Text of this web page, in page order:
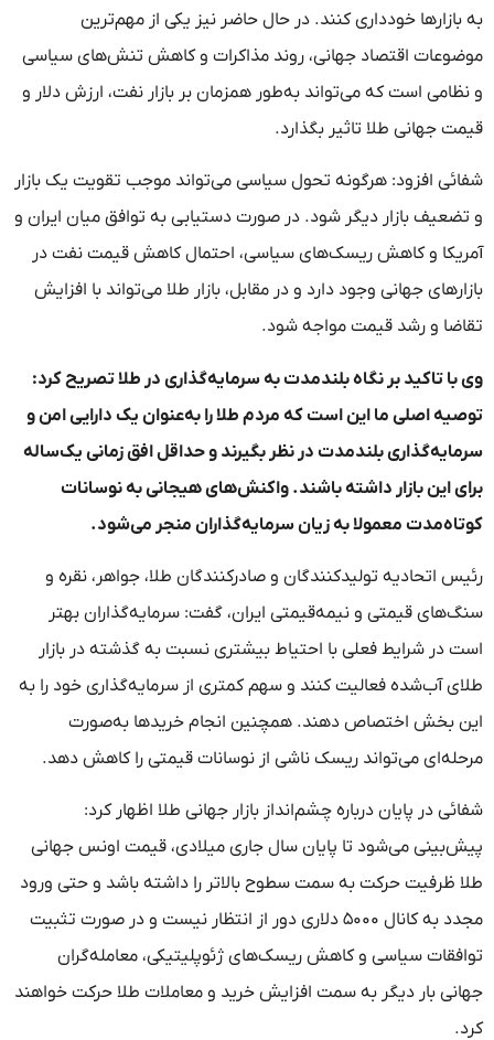
به بازارها خودداری کنند. در حال حاضر نیز یکی از مهم‌ترین
موضوعات اقتصاد جهانی، روند مذاکرات و کاهش تنش‌های سیاسی
و نظامی است که می‌تواند به‌طور همزمان بر بازار نفت، ارزش دلار و
قیمت جهانی طلا تاثیر بگذارد.
شفائی افزود: هرگونه تحول سیاسی می‌تواند موجب تقویت یک بازار
و تضعیف بازار دیگر شود. در صورت دستیابی به توافق میان ایران و
آمریکا و کاهش ریسک‌های سیاسی، احتمال کاهش قیمت نفت در
بازارهای جهانی وجود دارد و در مقابل، بازار طلا می‌تواند با افزایش
تقاضا و رشد قیمت مواجه شود.
وی با تاکید بر نگاه بلندمدت به سرمایه‌گذاری در طلا تصریح کرد:
توصیه اصلی ما این است که مردم طلا را به‌عنوان یک دارایی امن و
سرمایه‌گذاری بلندمدت در نظر بگیرند و حداقل افق زمانی یک‌ساله
برای این بازار داشته باشند. واکنش‌های هیجانی به نوسانات
کوتاه‌مدت معمولا به زیان سرمایه‌گذاران منجر می‌شود.
رئیس اتحادیه تولیدکنندگان و صادرکنندگان طلا، جواهر، نقره و
سنگ‌های قیمتی و نیمه‌قیمتی ایران، گفت: سرمایه‌گذاران بهتر
است در شرایط فعلی با احتیاط بیشتری نسبت به گذشته در بازار
طلای آب‌شده فعالیت کنند و سهم کمتری از سرمایه‌گذاری خود را به
این بخش اختصاص دهند. همچنین انجام خریدها به‌صورت
مرحله‌ای می‌تواند ریسک ناشی از نوسانات قیمتی را کاهش دهد.
شفائی در پایان درباره چشم‌انداز بازار جهانی طلا اظهار کرد:
پیش‌بینی می‌شود تا پایان سال جاری میلادی، قیمت اونس جهانی
طلا ظرفیت حرکت به سمت سطوح بالاتر را داشته باشد و حتی ورود
مجدد به کانال ۵۰۰۰ دلاری دور از انتظار نیست و در صورت تثبیت
توافقات سیاسی و کاهش ریسک‌های ژئوپلیتیکی، معامله‌گران
جهانی بار دیگر به سمت افزایش خرید و معاملات طلا حرکت خواهند
کرد.